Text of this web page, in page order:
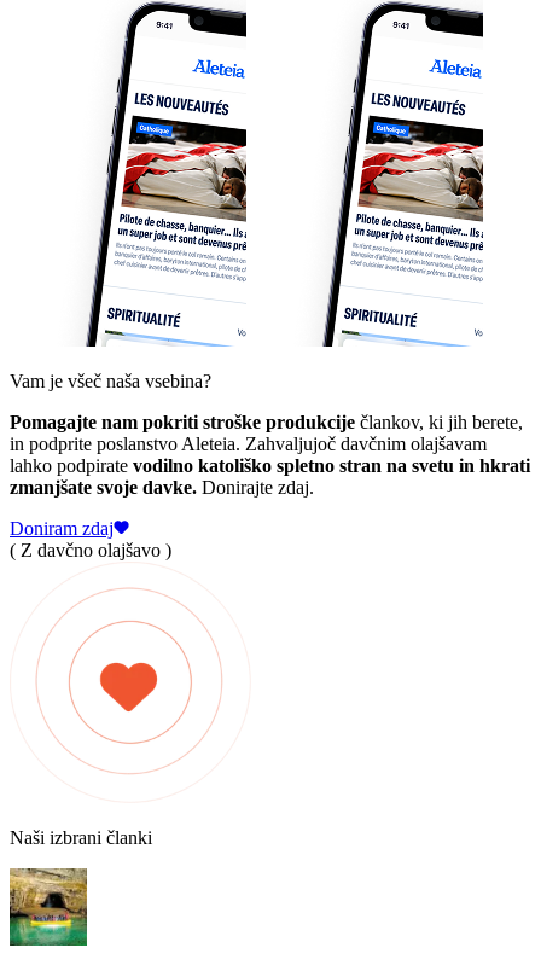
Vam je všeč naša vsebina?
Pomagajte nam pokriti stroške produkcije člankov, ki jih berete,
in podprite poslanstvo Aleteia. Zahvaljujoč davčnim olajšavam
lahko podpirate vodilno katoliško spletno stran na svetu in hkrati
zmanjšate svoje davke. Donirajte zdaj.
Doniram zdaj
( Z davčno olajšavo )
Naši izbrani članki